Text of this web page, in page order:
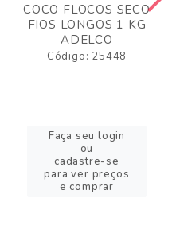
COCO FLOCOS SECO
FIOS LONGOS 1 KG
ADELCO
Código: 25448
Faça seu login
ou
cadastre-se
para ver preços
e comprar